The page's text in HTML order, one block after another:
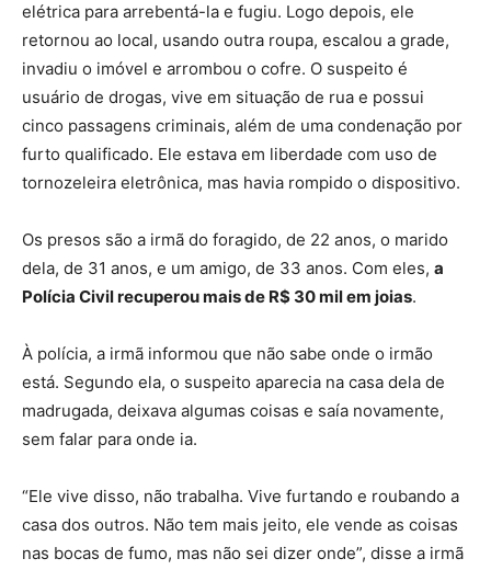
elétrica para arrebentá-la e fugiu. Logo depois, ele
retornou ao local, usando outra roupa, escalou a grade,
invadiu o imóvel e arrombou o cofre. O suspeito é
usuário de drogas, vive em situação de rua e possui
cinco passagens criminais, além de uma condenação por
furto qualificado. Ele estava em liberdade com uso de
tornozeleira eletrônica, mas havia rompido o dispositivo.
Os presos são a irmã do foragido, de 22 anos, o marido
dela, de 31 anos, e um amigo, de 33 anos. Com eles, a
Polícia Civil recuperou mais de R$ 30 mil em joias.
À polícia, a irmã informou que não sabe onde o irmão
está. Segundo ela, o suspeito aparecia na casa dela de
madrugada, deixava algumas coisas e saía novamente,
sem falar para onde ia.
“Ele vive disso, não trabalha. Vive furtando e roubando a
casa dos outros. Não tem mais jeito, ele vende as coisas
nas bocas de fumo, mas não sei dizer onde”, disse a irmã